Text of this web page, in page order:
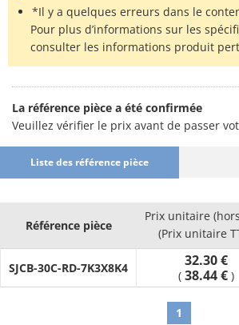
*Il y a quelques erreurs dans le
Pour plus d’informations sur les
consulter les informations produit
La référence pièce a été confirmée
Veuillez vérifier le prix avant de passer
Liste des référence pièce
Référence pièce
Prix unitaire
(Prix unitaire
SJCB-30C-RD-7K3X8K4 32.30 €
( 38.44 € )
1